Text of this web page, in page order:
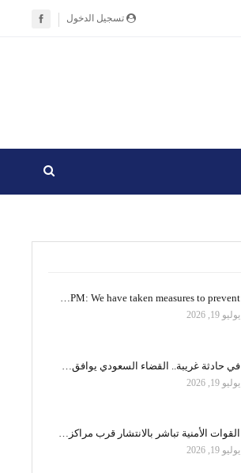
تسجيل الدخول
PM: We have taken measures to prevent…
يوليو 19, 2026
في حادثة غريبة.. القضاء السعودي يوافق…
يوليو 19, 2026
القوات الأمنية تباشر بالانتشار قرب مراكز…
يوليو 19, 2026